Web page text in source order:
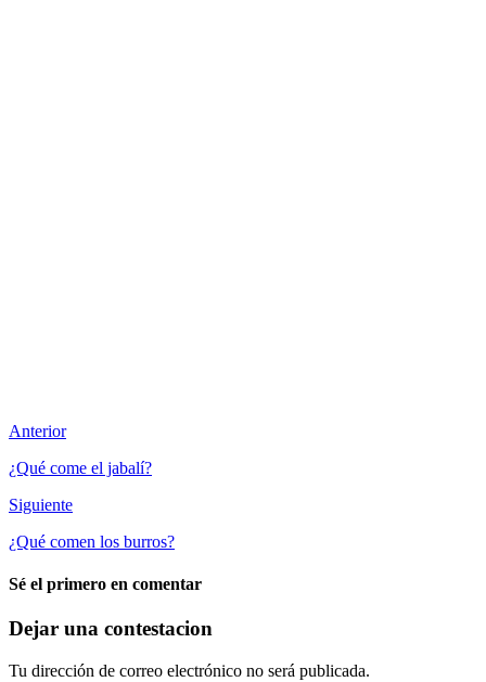
Anterior
¿Qué come el jabalí?
Siguiente
¿Qué comen los burros?
Sé el primero en comentar
Dejar una contestacion
Tu dirección de correo electrónico no será publicada.